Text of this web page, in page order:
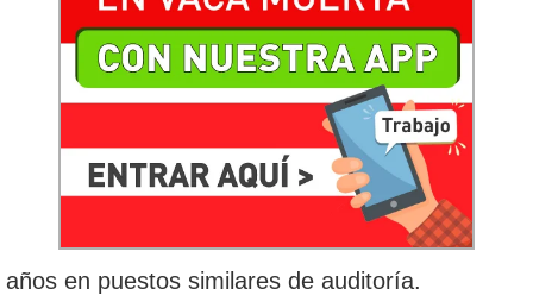
en puestos similares de auditoría.